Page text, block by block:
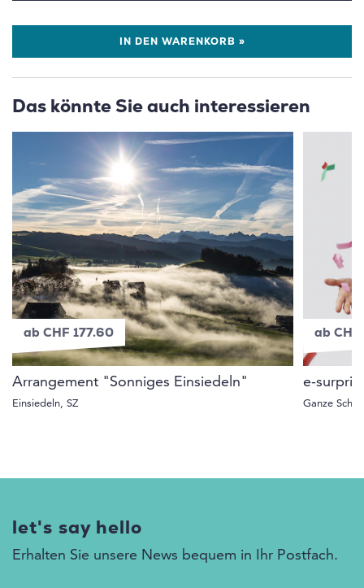
IN DEN WARENKORB »
Das könnte Sie auch interessieren
ab CHF 177.60
Arrangement "Sonniges Einsiedeln"
Einsiedeln, SZ
ab
e-
Ganze
let's say hello
Erhalten Sie unsere News bequem in Ihr Postfach.